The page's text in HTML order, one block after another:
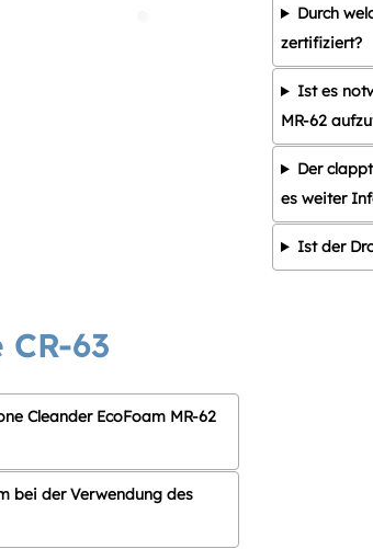
Durch
zertifiziert?
Ist es
MR-62
Der
es weiter
Ist der
63
Cleander EcoFoam MR-62
bei der Verwendung des